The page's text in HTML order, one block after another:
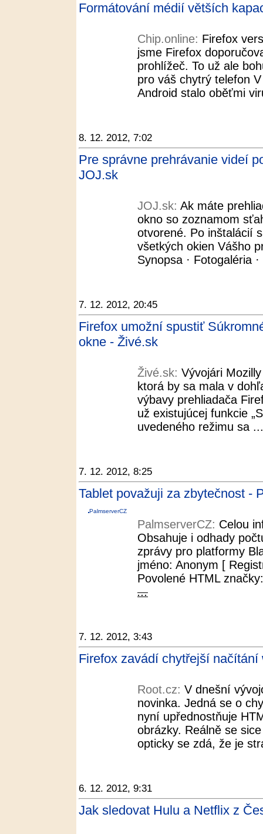
Formátování médií větších
Chip.online: Firefox
jsme Firefox
prohlížeč. To už ale
pro váš chytrý telefon
Android stalo oběťmi
8. 12. 2012, 7:02
Pre správne prehrávanie videí
JOJ.sk
JOJ.sk: Ak máte
okno so zoznamom
otvorené. Po inštalácií
všetkých okien Vášho
Synopsa · Fotogaléria
7. 12. 2012, 20:45
Firefox umožní spustiť
okne - Živé.sk
Živé.sk: Vývojári
ktorá by sa mala v
výbavy prehliadača
už existujúcej funkcie
uvedeného režimu sa ...
7. 12. 2012, 8:25
Tablet považuji za zbytečnost -
PalmserverCZ
PalmserverCZ: Celou
Obsahuje i odhady
zprávy pro platformy
jméno: Anonym [
Povolené HTML značky:
...
7. 12. 2012, 3:43
Firefox zavádí chytřejší
Root.cz: V dnešní
novinka. Jedná se o
nyní upřednostňuje
obrázky. Reálně se
opticky se zdá, že je
6. 12. 2012, 9:31
Jak sledovat Hulu a Netflix z